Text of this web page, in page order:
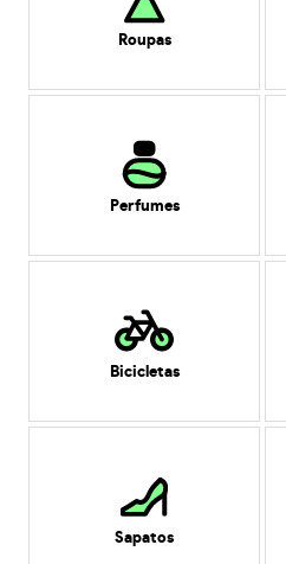
Roupas
Perfumes
Bicicletas
Sapatos